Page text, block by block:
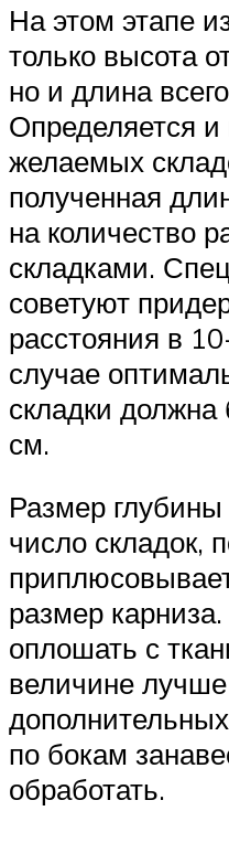
На этом этапе
только высота
но и длина
Определяется и
желаемых
полученная
на количество
складками.
советуют
расстояния в
случае
складки
см.
Размер
число складок,
размер
оплошать с
величине
по бокам
обработать.